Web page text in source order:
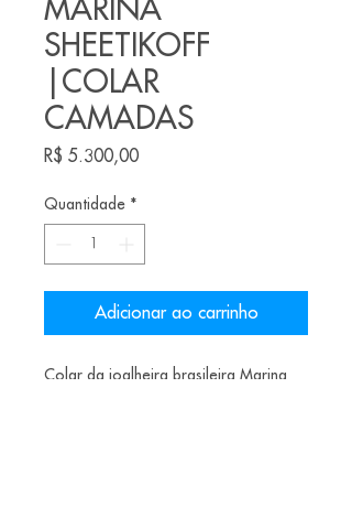
MARINA
SHEETIKOFF
|COLAR
CAMADAS
R$ 5.300,00Preço
Quantidade *
Adicionar ao carrinho
Colar da joalheira brasileira Marina